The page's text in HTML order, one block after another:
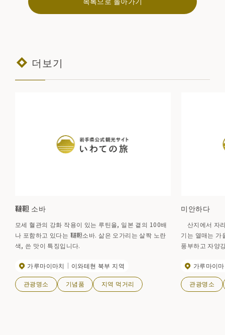
더보기
韃靼 소바
모세 혈관의 강화 작용이 있는 루틴을, 일본 곁의 100배
나 포함하고 있다는 韃靼소바. 삶은 오가리는 살짝 노란
색, 쓴 맛이 특징입니다.
가루마이마치 이와테현 북부 지역
관광명소 기념품 지역 먹거리
미안하다
산지에서 자
기는 열매는 가
풍부하고 자양
이스크림. 최
루나시 상품도
게에서 구입할
가루마이
관광명소